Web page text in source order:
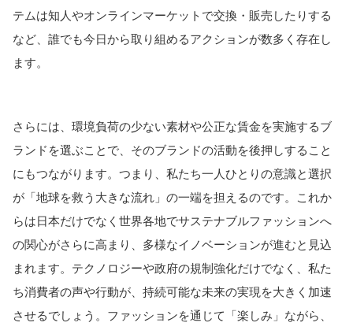
テムは知人やオンラインマーケットで交換・販売したりする
など、誰でも今日から取り組めるアクションが数多く存在し
ます。
さらには、環境負荷の少ない素材や公正な賃金を実施するブ
ランドを選ぶことで、そのブランドの活動を後押しすること
にもつながります。つまり、私たち一人ひとりの意識と選択
が「地球を救う大きな流れ」の一端を担えるのです。
これか
らは日本だけでなく世界各地でサステナブルファッションへ
の関心がさらに高まり、多様なイノベーションが進むと見込
まれます。テクノロジーや政府の規制強化だけでなく、私た
ち消費者の声や行動が、持続可能な未来の実現を大きく加速
させるでしょう。ファッションを通じて「楽しみ」ながら、